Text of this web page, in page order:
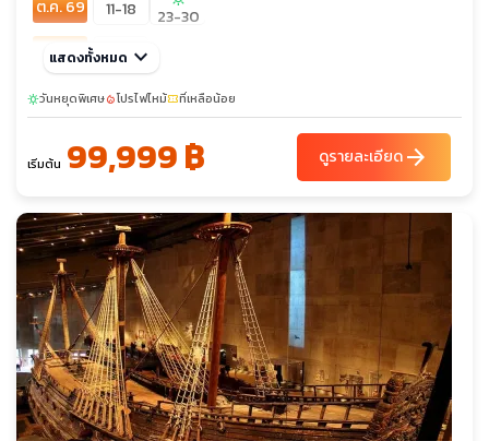
ต.ค. 69
11-18
23-30
พ.ย. 69
15-22
ธ.ค. 69
06-13 24-31 31-07
แสดงทั้งหมด keyboard_arrow_down
sunnyวันหยุดพิเศษlocal_fire_departmentโปรไฟไหม้confirmation_numberที่เหลือน้อย
เริ่มต้น 99,999 ฿ ดูรายละเอียดarrow_forward